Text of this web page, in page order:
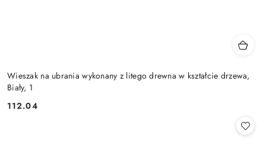
Wieszak na ubrania wykonany z litego drewna w kształcie drzewa,
Biały, 1
Cena:
112.04